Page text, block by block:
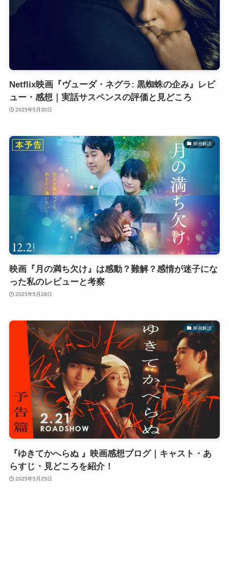
Netflix映画『ヴューダ・ネグラ: 黒蜘蛛の企み』レビ
ュー・感想｜実話サスペンスの評価と見どころ
2025年5月30日
映画解説
映画『月の満ち欠け』は感動？難解？感情が迷子にな
った私のレビューと考察
2025年5月28日
映画解説
『ゆきてかへらぬ 』映画感想ブログ｜キャスト・あ
らすじ・見どころを紹介！
2025年5月25日